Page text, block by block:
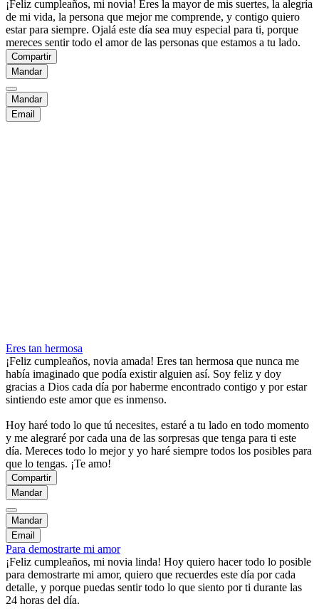
¡Feliz cumpleaños, mi novia! Eres la mayor de mis suertes, la alegría
de mi vida, la persona que mejor me comprende, y contigo quiero
estar para siempre. Ojalá este día sea muy especial para ti, porque
mereces sentir todo el amor de las personas que estamos a tu lado.
Compartir
Mandar
Mandar
Email
Eres tan hermosa
¡Feliz cumpleaños, novia amada! Eres tan hermosa que nunca me
había imaginado que podía existir alguien así. Soy feliz y doy
gracias a Dios cada día por haberme encontrado contigo y por estar
sintiendo este amor que es inmenso.
Hoy haré todo lo que tú necesites, estaré a tu lado en todo momento
y me alegraré por cada una de las sorpresas que tenga para ti este
día. Mereces todo lo mejor y yo haré siempre todos los posibles para
que lo tengas. ¡Te amo!
Compartir
Mandar
Mandar
Email
Para demostrarte mi amor
¡Feliz cumpleaños, mi novia linda! Hoy quiero hacer todo lo posible
para demostrarte mi amor, quiero que recuerdes este día por cada
detalle, y porque puedas sentir todo lo que siento por ti durante las
24 horas del día.